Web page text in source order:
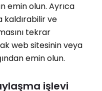
emin olun. Ayrıca
kaldırabilir ve
tekrar
web sitesinin veya
emin olun.
işlevi